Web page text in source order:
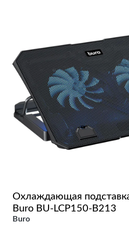
Охлаждающая
Buro BU-LCP150-B213
Buro